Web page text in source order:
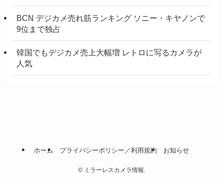
BCN デジカメ売れ筋ランキング ソニー・キヤノンで
9位まで独占
韓国でもデジカメ売上大幅増 レトロに写るカメラが
人気
ホーム プライバシーポリシー／利用規約 お知らせ
©ミラーレスカメラ情報.